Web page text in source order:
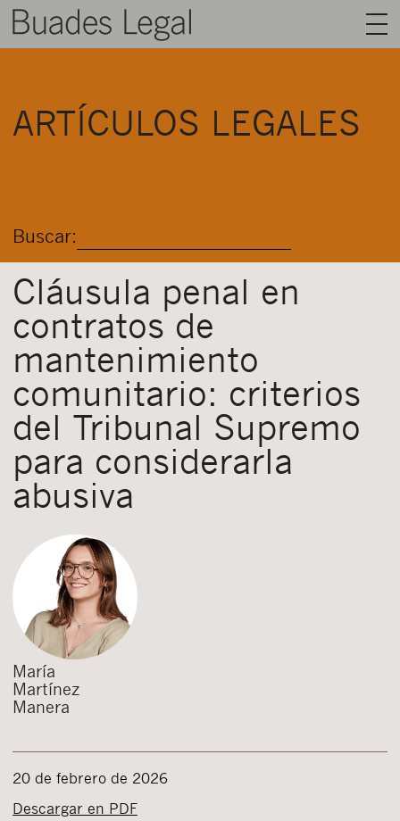
ÁREAS
ARTÍCULOS LEGALES
Buscar:
Cláusula penal en
contratos de
mantenimiento
comunitario: criterios
del Tribunal Supremo
para considerarla
abusiva
María
Martínez
Manera
20 de febrero de 2026
Descargar en PDF